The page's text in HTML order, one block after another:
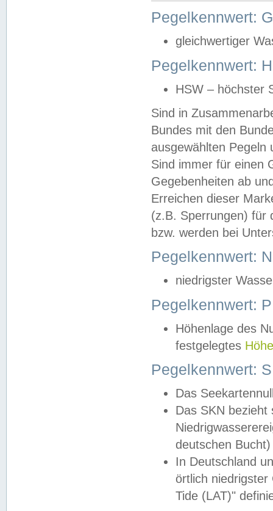
Pegelkennwert:
gleichwertiger
Pegelkennwert:
HSW – höchster
Sind in
Bundes mit den
ausgewählten
Sind immer für einen
Gegebenheiten ab
Erreichen dieser
(z.B. Sperrungen) für
bzw. werden bei
Pegelkennwert:
niedrigster
Pegelkennwert:
Höhenlage des
festgelegtes
Pegelkennwert:
Das
Das SKN
deutschen
In Deutschland
örtlich
Tide (LAT)"